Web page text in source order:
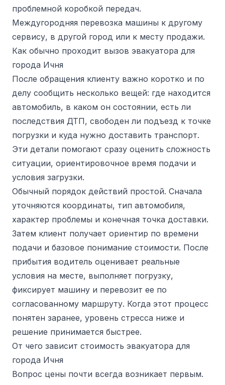
проблемной коробкой передач.
Междугородняя перевозка машины к другому
сервису, в другой город или к месту продажи.
Как обычно проходит вызов эвакуатора для
города Ичня
После обращения клиенту важно коротко и по
делу сообщить несколько вещей: где находится
автомобиль, в каком он состоянии, есть ли
последствия ДТП, свободен ли подъезд к точке
погрузки и куда нужно доставить транспорт.
Эти детали помогают сразу оценить сложность
ситуации, ориентировочное время подачи и
условия загрузки.
Обычный порядок действий простой. Сначала
уточняются координаты, тип автомобиля,
характер проблемы и конечная точка доставки.
Затем клиент получает ориентир по времени
подачи и базовое понимание стоимости. После
прибытия водитель оценивает реальные
условия на месте, выполняет погрузку,
фиксирует машину и перевозит ее по
согласованному маршруту. Когда этот процесс
понятен заранее, уровень стресса ниже и
решение принимается быстрее.
От чего зависит стоимость эвакуатора для
города Ичня
Вопрос цены почти всегда возникает первым.